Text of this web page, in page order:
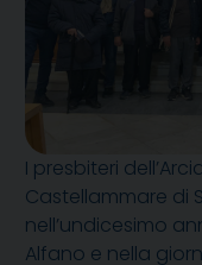
I presbiteri
Castellammare di
nell’undicesimo
Alfano e nella